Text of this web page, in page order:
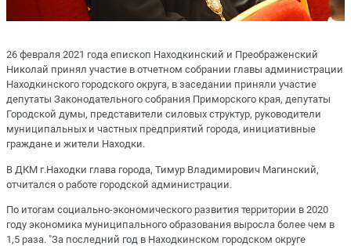
26 февраля 2021 года епископ Находкинский и Преображенский
Николай принял участие в отчетном собрании главы администрации
Находкинского городского округа, в заседании приняли участие
депутаты Законодательного собрания Приморского края, депутаты
Городской думы, представители силовых структур, руководители
муниципальных и частных предприятий города, инициативные
граждане и жители Находки.
В ДКМ г.Находки глава города, Тимур Владимирович Магинский,
отчитался о работе городской администрации.
По итогам социально-экономического развития территории в 2020
году экономика муниципального образования выросла более чем в
1,5 раза. "За последний год в Находкинском городском округе